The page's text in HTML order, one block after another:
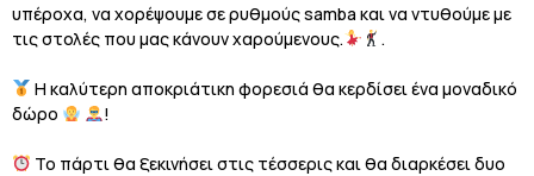
υπέροχα, να χορέψουμε σε ρυθμούς samba και να ντυθούμε με
τις στολές που μας κάνουν χαρούμενους.
.
Η καλύτερη αποκριάτικη φορεσιά θα κερδίσει ένα μοναδικό
δώρο
!
Το πάρτι θα ξεκινήσει στις τέσσερις και θα διαρκέσει δυο